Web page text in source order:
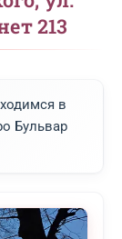
213
в
Бульвар